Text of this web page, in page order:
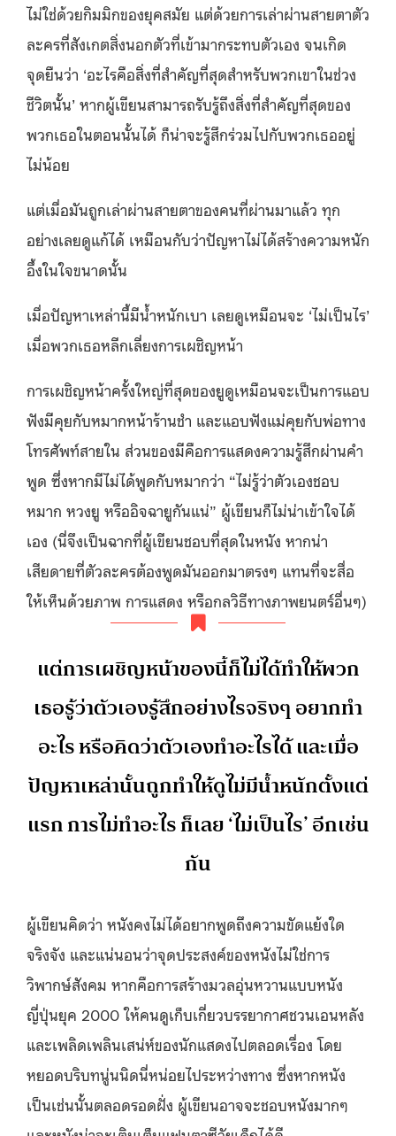
ไม่ใช่ด้วยกิมมิกของยุคสมัย แต่ด้วยการเล่าผ่านสายตาตัว
ละครที่สังเกตสิ่งนอกตัวที่เข้ามากระทบตัวเอง จนเกิด
จุดยืนว่า ‘อะไรคือสิ่งที่สำคัญที่สุดสำหรับพวกเขาในช่วง
ชีวิตนั้น’ หากผู้เขียนสามารถรับรู้ถึงสิ่งที่สำคัญที่สุดของ
พวกเธอในตอนนั้นได้ ก็น่าจะรู้สึกร่วมไปกับพวกเธออยู่
ไม่น้อย
แต่เมื่อมันถูกเล่าผ่านสายตาของคนที่ผ่านมาแล้ว ทุก
อย่างเลยดูแก้ได้ เหมือนกับว่าปัญหาไม่ได้สร้างความหนัก
อึ้งในใจขนาดนั้น
เมื่อปัญหาเหล่านี้มีน้ำหนักเบา เลยดูเหมือนจะ ‘ไม่เป็นไร’
เมื่อพวกเธอหลีกเลี่ยงการเผชิญหน้า
การเผชิญหน้าครั้งใหญ่ที่สุดของยูดูเหมือนจะเป็นการแอบ
ฟังมีคุยกับหมากหน้าร้านชำ และแอบฟังแม่คุยกับพ่อทาง
โทรศัพท์สายใน ส่วนของมีคือการแสดงความรู้สึกผ่านคำ
พูด ซึ่งหากมีไม่ได้พูดกับหมากว่า “ไม่รู้ว่าตัวเองชอบ
หมาก หวงยู หรืออิจฉายูกันแน่” ผู้เขียนก็ไม่น่าเข้าใจได้
เอง (นี่จึงเป็นฉากที่ผู้เขียนชอบที่สุดในหนัง หากน่า
เสียดายที่ตัวละครต้องพูดมันออกมาตรงๆ แทนที่จะสื่อ
ให้เห็นด้วยภาพ การแสดง หรือกลวิธีทางภาพยนตร์อื่นๆ)
แต่การเผชิญหน้าของนี้ก็ไม่ได้ทำให้พวก
เธอรู้ว่าตัวเองรู้สึกอย่างไรจริงๆ อยากทำ
อะไร หรือคิดว่าตัวเองทำอะไรได้ และเมื่อ
ปัญหาเหล่านั้นถูกทำให้ดูไม่มีน้ำหนักตั้งแต่
แรก การไม่ทำอะไร ก็เลย ‘ไม่เป็นไร’ อีกเช่น
กัน
ผู้เขียนคิดว่า หนังคงไม่ได้อยากพูดถึงความขัดแย้งใด
จริงจัง และแน่นอนว่าจุดประสงค์ของหนังไม่ใช่การ
วิพากษ์สังคม หากคือการสร้างมวลอุ่นหวานแบบหนัง
ญี่ปุ่นยุค 2000 ให้คนดูเก็บเกี่ยวบรรยากาศชวนเอนหลัง
และเพลิดเพลินเสน่ห์ของนักแสดงไปตลอดเรื่อง โดย
หยอดบริบทนู่นนิดนี่หน่อยไประหว่างทาง ซึ่งหากหนัง
เป็นเช่นนั้นตลอดรอดฝั่ง ผู้เขียนอาจจะชอบหนังมากๆ